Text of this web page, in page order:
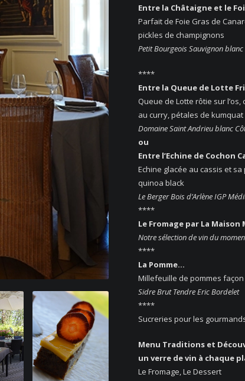
Entre la Châtaigne et le
Parfait de Foie Gras de
pickles de champignons
Petit Bourgeois Sauvignon blanc
****
Entre la Queue de Lotte
Queue de Lotte rôtie sur
au curry, pétales de kumquat
Domaine Saint Andrieu blanc
ou
Entre l’Echine de Cochon
Echine glacée au cassis et
quinoa black
Le Berger Bois d’Arlène IGP
****
Le Fromage par La Maison
Notre sélection de vin du
****
La Pomme…
Millefeuille de pommes
Sidre Brut Tendre Eric Bordelet
****
Sucreries pour les
Menu Traditions et
un verre de vin à chaque
Le Fromage, Le Dessert